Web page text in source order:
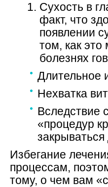
Сухость в
факт, что
появлении
том, как
болезнях
Длительное
Нехватка
Вследствие
«процедур
закрываться
Избегание
процессам,
тому, о чем вам